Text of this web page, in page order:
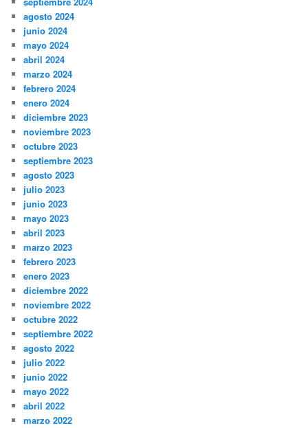
agosto 2024
junio 2024
mayo 2024
abril 2024
marzo 2024
febrero 2024
enero 2024
diciembre 2023
noviembre 2023
octubre 2023
septiembre 2023
agosto 2023
julio 2023
junio 2023
mayo 2023
abril 2023
marzo 2023
febrero 2023
enero 2023
diciembre 2022
noviembre 2022
octubre 2022
septiembre 2022
agosto 2022
julio 2022
junio 2022
mayo 2022
abril 2022
marzo 2022